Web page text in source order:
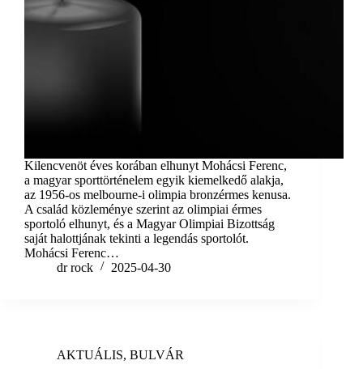
Kilencvenöt éves korában elhunyt Mohácsi Ferenc,
a magyar sporttörténelem egyik kiemelkedő alakja,
az 1956-os melbourne-i olimpia bronzérmes kenusa.
A család közleménye szerint az olimpiai érmes
sportoló elhunyt, és a Magyar Olimpiai Bizottság
saját halottjának tekinti a legendás sportolót.
Mohácsi Ferenc…
dr rock
2025-04-30
AKTUÁLIS, BULVÁR